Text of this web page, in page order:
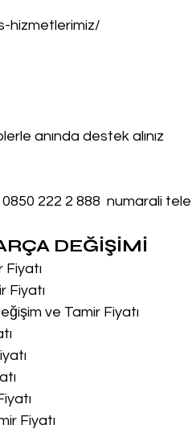
hizmetlerimiz/
anında destek alınız
222 2 888  numarali
DEĞİŞİMİ
Fiyatı
Fiyatı
ve Tamir Fiyatı
Fiyatı